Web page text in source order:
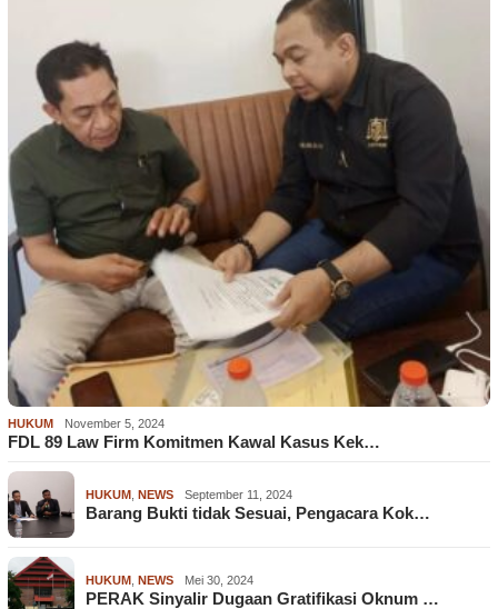
HUKUM November 5, 2024
FDL 89 Law Firm Komitmen Kawal Kasus Kek…
HUKUM NEWS September 11, 2024
Barang Bukti tidak Sesuai, Pengacara Kok…
HUKUM NEWS Mei 30, 2024
PERAK Sinyalir Dugaan Gratifikasi Oknum …